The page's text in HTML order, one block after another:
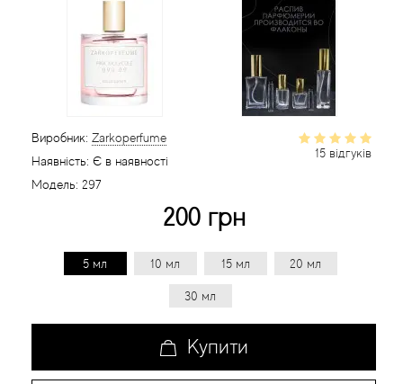
15 відгуків
Виробник: Zarkoperfume
Наявність: Є в наявності
Модель: 297
200 грн
5 мл 10 мл 15 мл 20 мл
30 мл
Купити